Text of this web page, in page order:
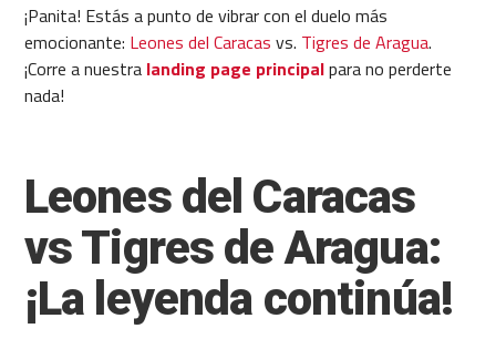
¡Panita! Estás a punto de vibrar con el duelo más
emocionante: Leones del Caracas vs. Tigres de Aragua.
¡Corre a nuestra landing page principalpara no perderte
nada!
Leones del Caracas
vs Tigres de Aragua:
¡La leyenda continúa!